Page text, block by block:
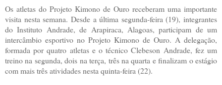
Os atletas do Projeto Kimono de Ouro receberam uma importante
visita nesta semana. Desde a última segunda-feira (19), integrantes
do Instituto Andrade, de Arapiraca, Alagoas, participam de um
intercâmbio esportivo no Projeto Kimono de Ouro. A delegação,
formada por quatro atletas e o técnico Clebeson Andrade, fez um
treino na segunda, dois na terça, três na quarta e finalizam o estágio
com mais três atividades nesta quinta-feira (22).